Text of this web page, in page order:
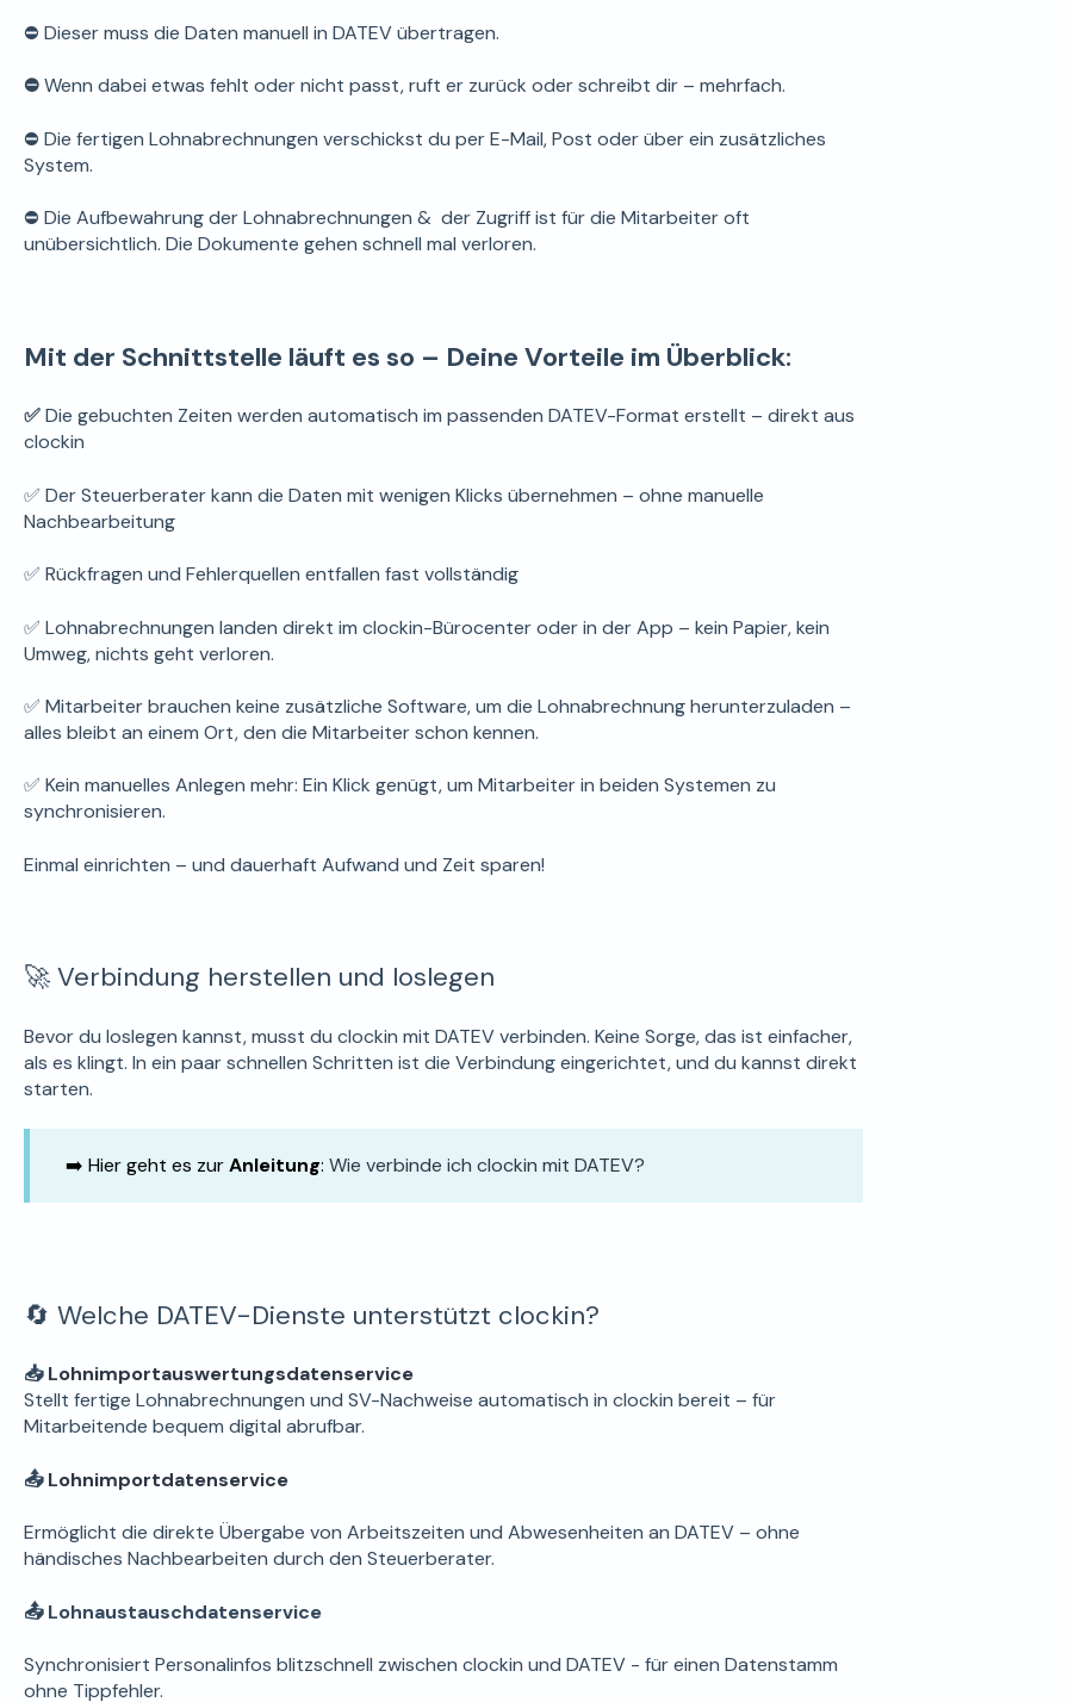
⛔ Dieser muss die Daten manuell in DATEV übertragen.
⛔Wenn dabei etwas fehlt oder nicht passt, ruft er zurück oder schreibt dir – mehrfach.
⛔ Die fertigen Lohnabrechnungen verschickst du per E-Mail, Post oder über ein zusätzliches
System.
⛔ Die Aufbewahrung der Lohnabrechnungen & der Zugriff ist für die Mitarbeiter oft
unübersichtlich. Die Dokumente gehen schnell mal verloren.
Mit der Schnittstelle läuft es so – Deine Vorteile im Überblick:
✅Die gebuchten Zeiten werden automatisch im passenden DATEV-Format erstellt – direkt aus
clockin
✅ Der Steuerberater kann die Daten mit wenigen Klicks übernehmen – ohne manuelle
Nachbearbeitung
✅ Rückfragen und Fehlerquellen entfallen fast vollständig
✅ Lohnabrechnungen landen direkt im clockin-Bürocenter oder in der App – kein Papier, kein
Umweg, nichts geht verloren.
✅ Mitarbeiter brauchen keine zusätzliche Software, um die Lohnabrechnung herunterzuladen –
alles bleibt an einem Ort, den die Mitarbeiter schon kennen.
✅ Kein manuelles Anlegen mehr: Ein Klick genügt, um Mitarbeiter in beiden Systemen zu
synchronisieren.
Einmal einrichten – und dauerhaft Aufwand und Zeit sparen!
🚀 Verbindung herstellen und loslegen
Bevor du loslegen kannst, musst du clockin mit DATEV verbinden. Keine Sorge, das ist einfacher,
als es klingt. In ein paar schnellen Schritten ist die Verbindung eingerichtet, und du kannst direkt
starten.
➡️ Hier geht es zurAnleitung: Wie verbinde ich clockin mit DATEV?
🔄 Welche DATEV-Dienste unterstützt clockin?
📥Lohnimportauswertungsdatenservice
Stellt fertige Lohnabrechnungen und SV-Nachweise automatisch in clockin bereit – für
Mitarbeitende bequem digital abrufbar.
📤Lohnimportdatenservice
Ermöglicht die direkte Übergabe von Arbeitszeiten und Abwesenheiten an DATEV – ohne
händisches Nachbearbeiten durch den Steuerberater.
📤 Lohnaustauschdatenservice
Synchronisiert Personalinfos blitzschnell zwischen clockin und DATEV - für einen Datenstamm
ohne Tippfehler.